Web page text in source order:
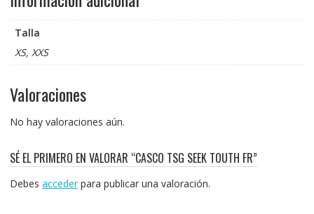
Talla
XS, XXS
Valoraciones
No hay valoraciones aún.
SÉ EL PRIMERO EN VALORAR “CASCO TSG SEEK TOUTH FR”
Debes accederpara publicar una valoración.